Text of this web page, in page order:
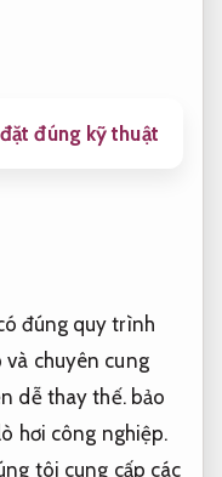
đúng kỹ thuật
đúng quy trình
chuyên cung
dễ thay thế.bảo
hơi công nghiệp.
tôi cung cấp các